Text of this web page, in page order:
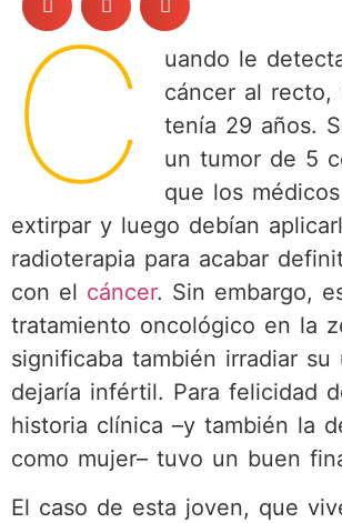
C
uando le
cáncer al recto,
tenía 29 años.
un tumor de 5
que los
extirpar y luego debían
radioterapia para acabar
con el cáncer. Sin embargo,
tratamiento oncológico en la
significaba también irradiar su
dejaría infértil. Para felicidad
historia clínica –y también la
como mujer– tuvo un buen
El caso de esta joven, que